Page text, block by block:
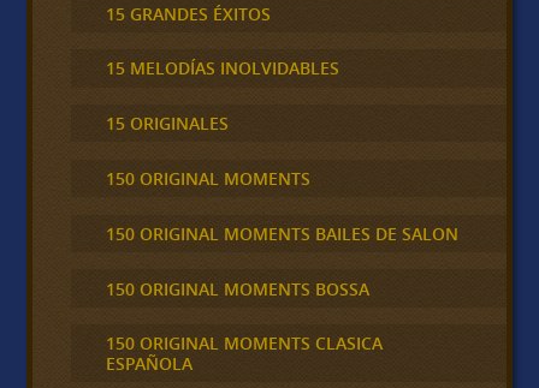
15 GRANDES ÉXITOS
15 MELODÍAS INOLVIDABLES
15 ORIGINALES
150 ORIGINAL MOMENTS
150 ORIGINAL MOMENTS BAILES DE SALON
150 ORIGINAL MOMENTS BOSSA
150 ORIGINAL MOMENTS CLASICA
ESPAÑOLA